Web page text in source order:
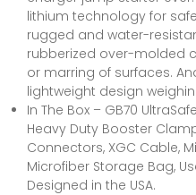
lithium technology for
rugged and water-
rubberized over-molded
or marring of surfaces.
lightweight design
In The Box – GB70
Heavy Duty Booster
Connectors, XGC Cable,
Microfiber Storage Bag,
Designed in the USA.